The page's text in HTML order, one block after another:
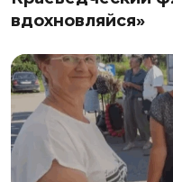
вдохновляйся»